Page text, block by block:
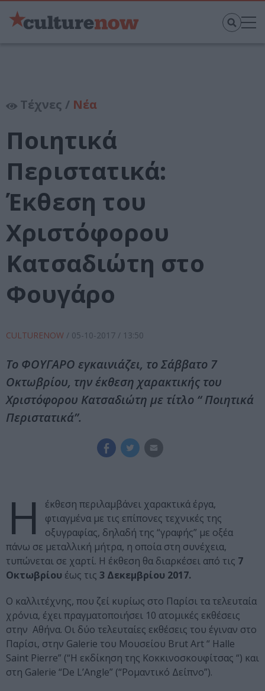
Τέχνες / Νέα
Ποιητικά
Περιστατικά:
Έκθεση του
Χριστόφορου
Κατσαδιώτη στο
Φουγάρο
CULTURENOW / 05-10-2017 / 13:50
Το ΦΟΥΓΑΡΟ εγκαινιάζει, το Σάββατο 7
Οκτωβρίου, την έκθεση χαρακτικής του
Χριστόφορου Κατσαδιώτη με τίτλο “ Ποιητικά
Περιστατικά”.
Η
έκθεση περιλαμβάνει χαρακτικά έργα,
φτιαγμένα με τις επίπονες τεχνικές της
οξυγραφίας, δηλαδή της “γραφής” με οξέα
πάνω σε μεταλλική μήτρα, η οποία στη συνέχεια,
τυπώνεται σε χαρτί. Η έκθεση θα διαρκέσει από τις 7
Οκτωβρίου έως τις 3 Δεκεμβρίου 2017.
Ο καλλιτέχνης, που ζεί κυρίως στο Παρίσι τα τελευταία
χρόνια, έχει πραγματοποιήσει 10 ατομικές εκθέσεις
στην Αθήνα. Οι δύο τελευταίες εκθέσεις του έγιναν στο
Παρίσι, στην Galerie του Μουσείου Brut Art “ Halle
Saint Pierre” (“Η εκδίκηση της Κοκκινοσκουφίτσας “) και
στη Galerie “De L’Angle” (“Ρομαντικό Δείπνο”).